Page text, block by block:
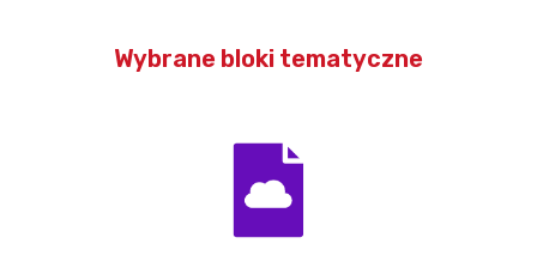
Wybrane bloki tematyczne